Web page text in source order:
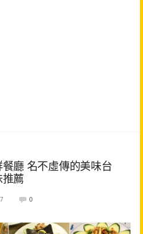
餐廳 名不虛傳的美味台
推薦
0